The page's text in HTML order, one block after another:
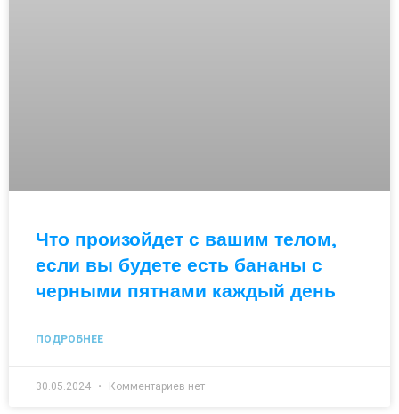
Что произойдет с вашим телом,
если вы будете есть бананы с
черными пятнами каждый день
ПОДРОБНЕЕ
30.05.2024 Комментариев нет